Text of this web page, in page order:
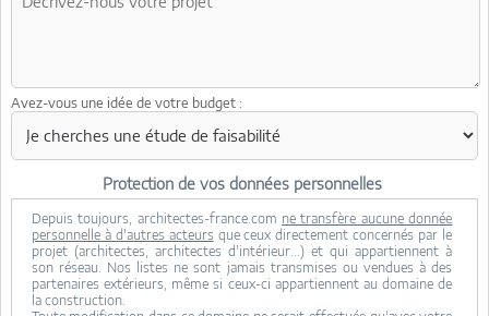
Avez-vous une idée de votre budget :
Protection de vos données personnelles
Depuis toujours, architectes-france.com ne transfère aucune donnée
personnelle à d'autres acteurs que ceux directement concernés par le
projet (architectes, architectes d'intérieur...) et qui appartiennent à
son réseau. Nos listes ne sont jamais transmises ou vendues à des
partenaires extérieurs, même si ceux-ci appartiennent au domaine de
la construction.